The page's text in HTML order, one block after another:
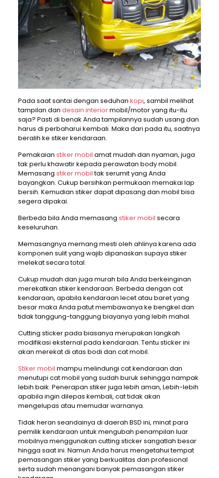
Pada saat santai dengan seduhan kopi, sambil melihat
tampilan dan desain interiormobil/motor yang itu-itu
saja? Pasti di benak Anda tampilannya sudah usang dan
harus di perbaharui kembali. Maka dari pada itu, saatnya
beralih ke stiker kendaraan.
Pemakaian stiker mobil amat mudah dan nyaman, juga
tak perlu khawatir kepada perawatan body mobil.
Memasang stiker mobiltak serumit yang Anda
bayangkan. Cukup bersihkan permukaan memakai lap
bersih. Kemudian stiker dapat dipasang dan mobil bisa
segera dipakai.
Berbeda bila Anda memasang stiker mobil secara
keseluruhan.
Memasangnya memang mesti oleh ahlinya karena ada
komponen sulit yang wajib dipanaskan supaya stiker
melekat secara total.
Cukup mudah dan juga murah bila Anda berkeinginan
merekatkan stiker kendaraan. Berbeda dengan cat
kendaraan, apabila kendaraan lecet atau baret yang
besar maka Anda patut membawanya ke bengkel dan
tidak tanggung-tanggung biayanya yang lebih mahal.
Cutting sticker pada biasanya merupakan langkah
modifikasi eksternal pada kendaraan. Tentu sticker ini
akan merekat di atas bodi dan cat mobil.
Stiker mobil mampu melindungi cat kendaraan dan
menutupi cat mobil yang sudah buruk sehingga nampak
lebih baik. Penerapan stiker juga lebih aman, Lebih-lebih
apabila ingin dilepas kembali, cat tidak akan
mengelupas atau memudar warnanya.
Tidak heran seandainya di daerah BSD ini, minat para
pemilik kendaraan untuk mengubah penampilan luar
mobilnya menggunakan cutting sticker sangatlah besar
hingga saat ini. Namun Anda harus mengetahui tempat
pemasangan stiker yang berkualitas dan profesional
serta sudah menangani banyak pemasangan stiker